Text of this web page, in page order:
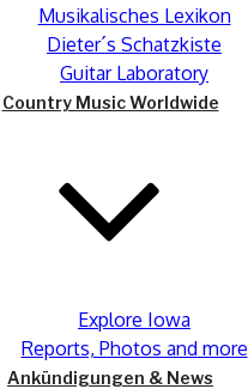
Musikalisches Lexikon
Dieter´s Schatzkiste
Guitar Laboratory
Country Music Worldwide
Explore Iowa
Reports, Photos and more
Ankündigungen & News